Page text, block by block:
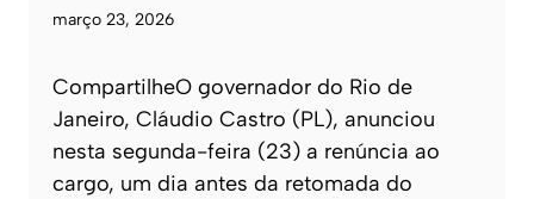
março 23, 2026
CompartilheO governador do Rio de
Janeiro, Cláudio Castro (PL), anunciou
nesta segunda-feira (23) a renúncia ao
cargo, um dia antes da retomada do